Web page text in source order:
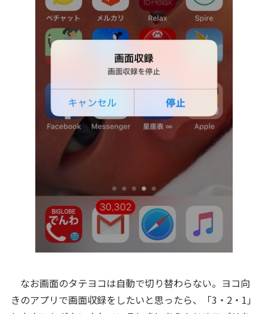
なお画面のタテヨコは自動で切り替わらない。ヨコ向
きのアプリで画面収録をしたいと思ったら、「3・2・1」